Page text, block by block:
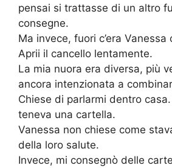
pensai si trattasse di un altro
consegne.
Ma invece, fuori c’era
Aprii il cancello lentamente.
La mia nuora era diversa, più
ancora intenzionata a
Chiese di parlarmi dentro
teneva una cartella.
Vanessa non chiese come
della loro salute.
Invece, mi consegnò delle